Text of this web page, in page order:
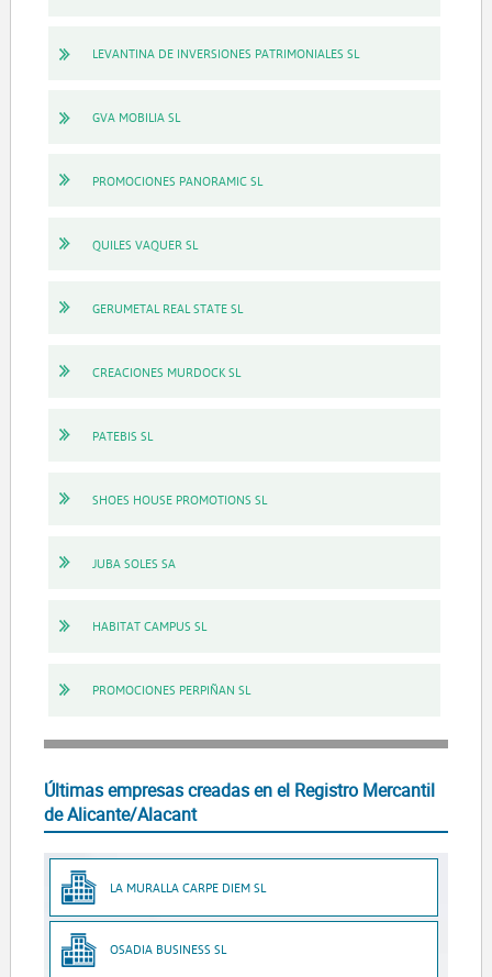
LEVANTINA DE INVERSIONES PATRIMONIALES SL
GVA MOBILIA SL
PROMOCIONES PANORAMIC SL
QUILES VAQUER SL
GERUMETAL REAL STATE SL
CREACIONES MURDOCK SL
PATEBIS SL
SHOES HOUSE PROMOTIONS SL
JUBA SOLES SA
HABITAT CAMPUS SL
PROMOCIONES PERPIÑAN SL
Últimas empresas creadas en el Registro Mercantil
de Alicante/Alacant
LA MURALLA CARPE DIEM SL
OSADIA BUSINESS SL